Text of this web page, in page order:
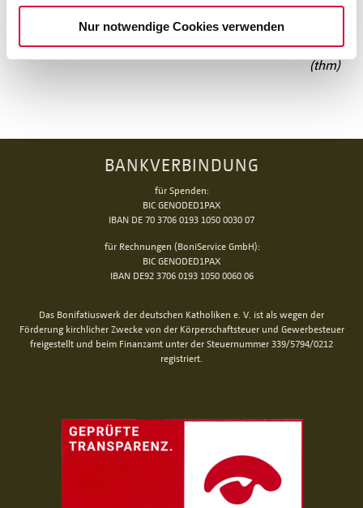
Nur notwendige Cookies verwenden
der 65-Jährige mit einem Schmunzeln auf den Punkt.
(thm)
BANKVERBINDUNG
für Spenden:
BIC GENODED1PAX
IBAN DE 70 3706 0193 1050 0030 07
für Rechnungen (BoniService GmbH):
BIC GENODED1PAX
IBAN DE92 3706 0193 1050 0060 06
Das Bonifatiuswerk der deutschen Katholiken e. V. ist als wegen der
Förderung kirchlicher Zwecke von der Körperschaftsteuer und Gewerbesteuer
freigestellt und beim Finanzamt unter der Steuernummer 339/5794/0212
registriert.